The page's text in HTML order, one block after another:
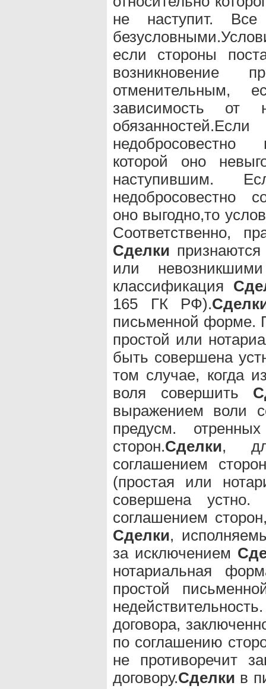
не наступит.
если стороны
отменительным,
зависимость от
недобросовестно
которой оно
наступившим.
недобросовестно
оно выгодно,то
Соответственно,
Сделки
или невозникшими
классификация
165 ГК РФ).
письменной форме.
простой или
быть совершена
том случае, когда
воля совершить
выражением воли
предусм.
сторон.Сделки,
соглашением
(простая или
совершена
соглашением
Сделки,
за исключением
нотариальная
простой
договора,
по соглашению
не противоречит
договору.Сделки в